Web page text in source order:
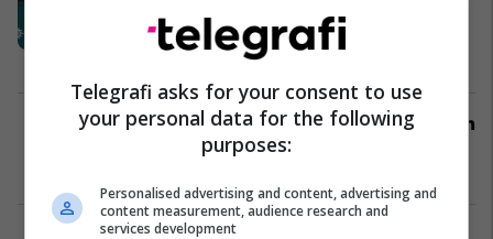
epërsinë e tij në renditjen e
përgjithshme
09/11/2025
Russell feston në Singapor, McLaren
siguron titullin e konstruktorëve
Telegrafi asks for your consent to use
your personal data for the following
purposes:
Personalised advertising and content, advertising and
content measurement, audience research and
services development